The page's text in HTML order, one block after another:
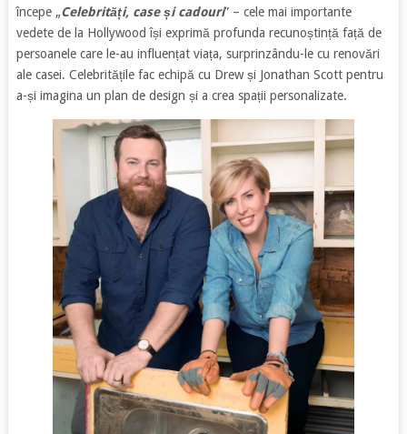
începe „Celebrități, case și cadouri” – cele mai importante
vedete de la Hollywood își exprimă profunda recunoștință față de
persoanele care le-au influențat viața, surprinzându-le cu renovări
ale casei. Celebritățile fac echipă cu Drew și Jonathan Scott pentru
a-și imagina un plan de design și a crea spații personalizate.